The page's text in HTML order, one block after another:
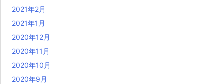
2021年2月
2021年1月
2020年12月
2020年11月
2020年10月
2020年9月